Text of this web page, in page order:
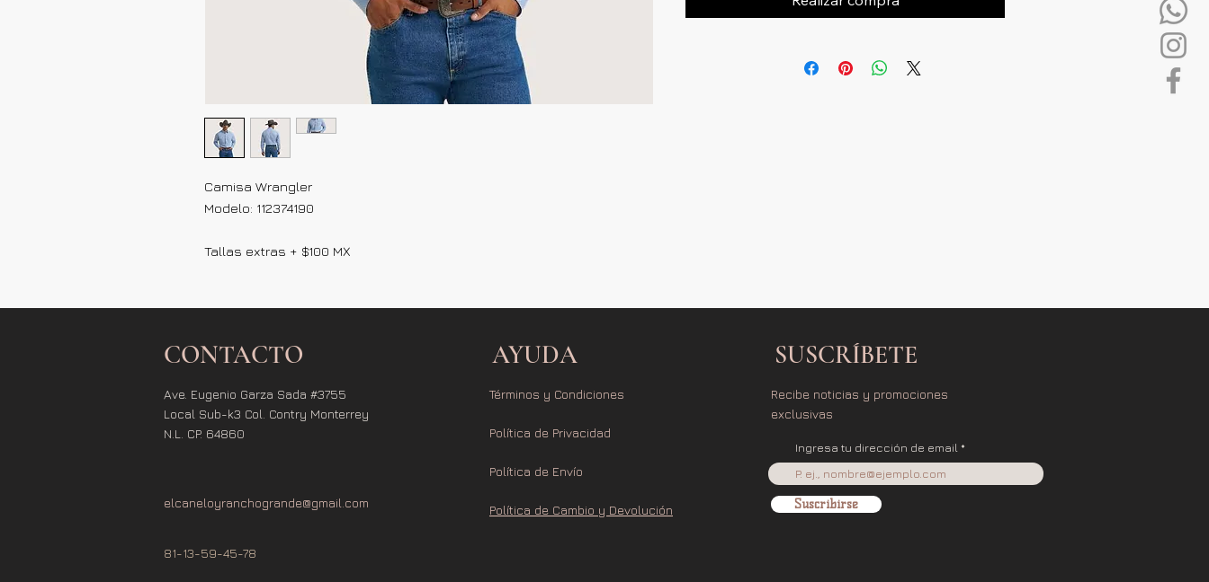
Camisa Wrangler
Modelo: 112374190
Tallas extras + $100 MX
CONTACTO
Ave. Eugenio Garza Sada #3755
Local Sub-k3 Col. Contry Monterrey
N.L. CP. 64860
elcaneloyranchogrande@gmail.com
81-13-59-45-78
AYUDA
Términos y Condiciones
Política de Privacidad
Política de Envío
Política de Cambio y Devolución
SUSCRÍBETE
Recibe noticias y promociones
exclusivas
Ingresa tu dirección de email
Suscribirse